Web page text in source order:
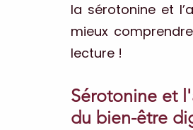
la sérotonine et
mieux
lecture !
Sérotonine et
du bien-être